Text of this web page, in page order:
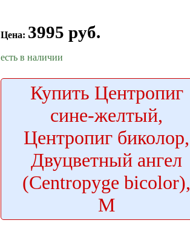
Цена: 3995 руб.
есть в наличии
Купить Центропиг
сине-желтый,
Центропиг биколор,
Двуцветный ангел
(Centropyge bicolor),
M